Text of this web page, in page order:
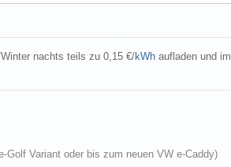
nachts teils zu 0,15 €/kWh aufladen und im
Variant oder bis zum neuen VW e-Caddy)